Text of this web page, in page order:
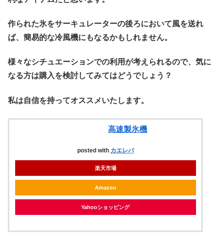
作られた氷をサーキュレーターの後ろにおいて風を送れ
ば、簡易的な冷風機にもなるかもしれません。
様々なシチュエーションでの利用が考えられるので、気に
なる方は購入を検討してみてはどうでしょう？
私は自信を持ってオススメいたします。
高速製氷機
posted with カエレバ
楽天市場
Amazon
Yahooショッピング